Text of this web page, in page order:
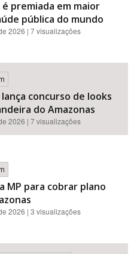
premiada em maior
pública do mundo
2026 | 7 visualizações
concurso de looks
do Amazonas
2026 | 7 visualizações
MP para cobrar plano
2026 | 3 visualizações